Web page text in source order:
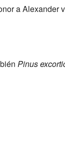
a Alexander
Pinus